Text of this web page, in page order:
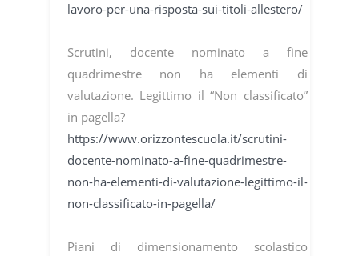
lavoro-per-una-risposta-sui-titoli-allestero/
Scrutini, docente nominato a fine
quadrimestre non ha elementi di
valutazione. Legittimo il “Non classificato”
in pagella?
https://www.orizzontescuola.it/scrutini-
docente-nominato-a-fine-quadrimestre-
non-ha-elementi-di-valutazione-legittimo-il-
non-classificato-in-pagella/
Piani di dimensionamento scolastico